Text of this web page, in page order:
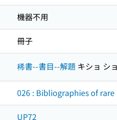
機器不用
冊子
稀書--書目--解題 キショ シ
026 : Bibliographies of
UP72